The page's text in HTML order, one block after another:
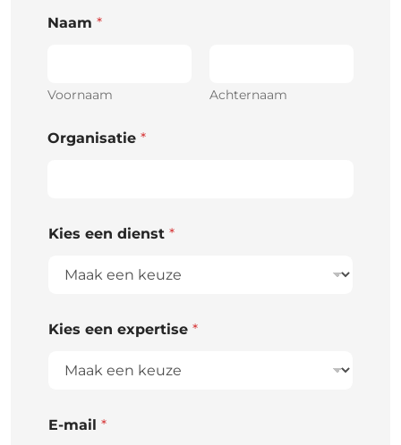
Naam *
Voornaam Achternaam
Organisatie *
Kies een dienst *
Kies een expertise *
E-mail *